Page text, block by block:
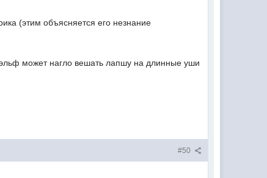
(этим объясняется его незнание
эльф может нагло вешать лапшу на длинные уши
#50